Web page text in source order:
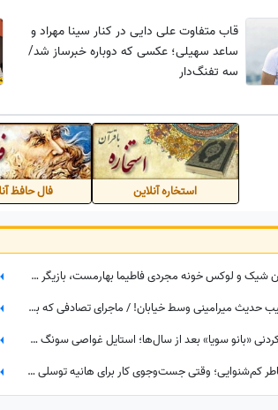
قاب متفاوت علی دایی در کنار سینا مهراد و
ساعد سهیلی؛ عکسی که دوباره خبرساز شد/
سه تفنگ‌دار
استخاره آنلاین فال حافظ
نگاهی به چیدمان شیک و لوکس خونه مجردی فاطیما بهارمست، بازیگر سریال «صفا با خانواده» / از مبلمان کلاسیک و پرده‌های اعیانی تا کتاب‌خونه و ...
کتک خوردن عجیب حدیث میرامینی وسط خیابان! / ماجرای تصادفی که به فرار ختم شد!
تغییر چهره باورنکردنی «بانو سویا» بعد از سال‌ها؛ استایل غواصی سونگ جی هیو در 44 سالگی سوژه شد
ببینید| فقط به‌خاطر کم‌شنوایی؛ وقتی جست‌وجوی کار برای هانیه توسلی به کابوسی تلخ تبدیل می‌شود